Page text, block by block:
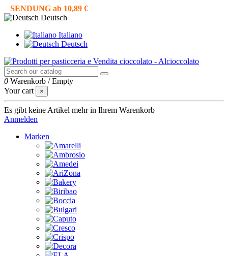
SENDUNG ab 10,89 €
Deutsch
Italiano
Deutsch
0 Warenkorb /Empty
Your cart
×
Es gibt keine Artikel mehr in Ihrem Warenkorb
Anmelden
Marken